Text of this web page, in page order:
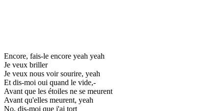
Encore, fais-le encore yeah yeah
Je veux briller
Je veux nous voir sourire, yeah
Et dis-moi oui quand le vide,-
Avant que les étoiles ne se meurent
Avant qu'elles meurent, yeah
No, dis-moi que j'ai tort